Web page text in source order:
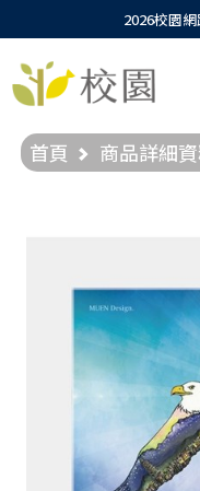
2026校園
首頁 商品詳細